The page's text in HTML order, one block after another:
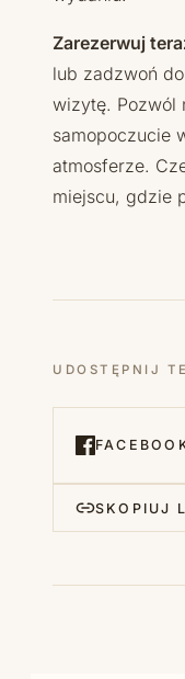
Zarezerwuj
lub zadzwoń
wizytę. Pozwól
samopoczucie
atmosferze.
miejscu, gdzie
UDOSTĘPNIJ
SKOPIUJ